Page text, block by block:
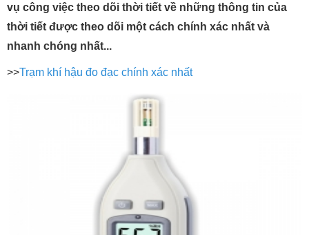
vụ công việc theo dõi thời tiết về những thông tin của
thời tiết được theo dõi một cách chính xác nhất và
nhanh chóng nhất...
>>Trạm khí hậu đo đạc chính xác nhất